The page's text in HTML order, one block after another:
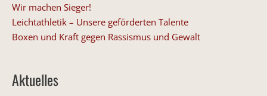
Wir machen Sieger!
Leichtathletik – Unsere geförderten Talente
Boxen und Kraft gegen Rassismus und Gewalt
Aktuelles